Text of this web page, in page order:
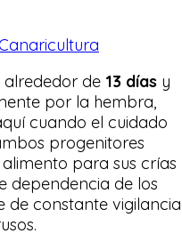
alrededor de 13 días y
por la hembra,
cuando el cuidado
progenitores
para sus crías
dependencia de los
de constante vigilancia